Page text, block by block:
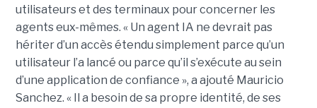
utilisateurs et des terminaux pour concerner les
agents eux-mêmes. « Un agent IA ne devrait pas
hériter d’un accès étendu simplement parce qu’un
utilisateur l’a lancé ou parce qu’il s’exécute au sein
d’une application de confiance », a ajouté Mauricio
Sanchez. « Il a besoin de sa propre identité, de ses